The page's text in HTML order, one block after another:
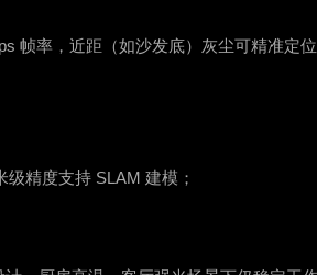
帧率，近距（如沙发底）灰尘可精准定
精度支持 SLAM 建模；